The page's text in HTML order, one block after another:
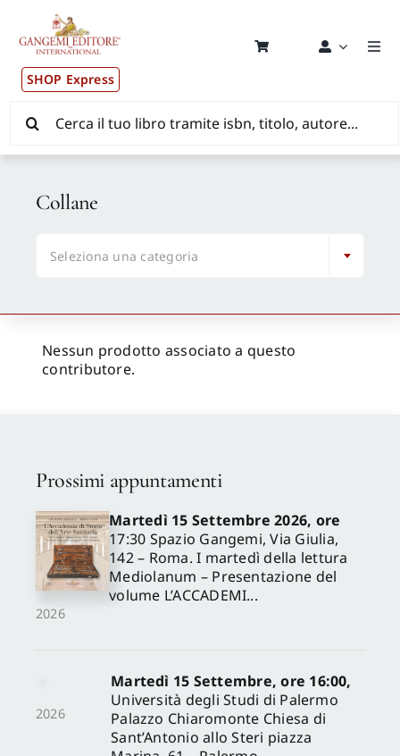
contenuto
SHOP Express
Pubblicazioni
News ed Eventi
Distribuzione Wolrdwide
CONSIP / MEPA / ANVUR / CINECA
Newsletter
per:
Nessun prodotto associato a questo
contributore.
Collane
Seleziona una categoria
Prossimi appuntamenti
2026
Martedì 15 Settembre 2026, ore
17:30 Spazio Gangemi, Via Giulia,
142 – Roma. I martedì della lettura
Mediolanum – Presentazione del
volume L’ACCADEMI...
2026
Martedì 15 Settembre, ore 16:00,
Università degli Studi di Palermo
Palazzo Chiaromonte Chiesa di
Sant’Antonio allo Steri piazza